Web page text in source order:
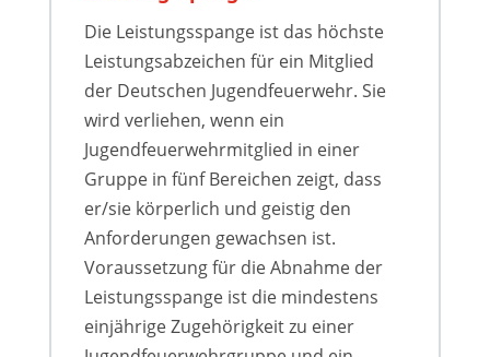
Die Leistungsspange ist das höchste
Leistungsabzeichen für ein Mitglied
der Deutschen Jugendfeuerwehr. Sie
wird verliehen, wenn ein
Jugendfeuerwehr­mitglied in einer
Gruppe in fünf Bereichen zeigt, dass
er/sie körperlich und geistig den
Anforderungen gewachsen ist.
Voraussetzung für die Abnahme der
Leistungsspange ist die mindestens
einjährige Zugehörigkeit zu einer